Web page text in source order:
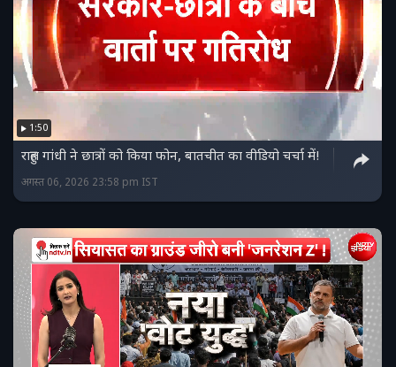
1:50
राहुल गांधी ने छात्रों को किया फोन, बातचीत का वीडियो चर्चा में!
अगस्त 06, 2026 23:58 pm IST